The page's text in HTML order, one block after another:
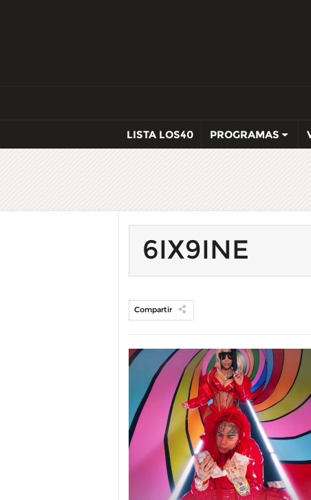
LISTA LOS40 PROGRAMAS
6IX9INE
Compartir